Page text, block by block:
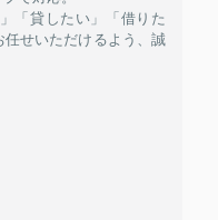
「貸したい」「借りた
せいただけるよう、誠